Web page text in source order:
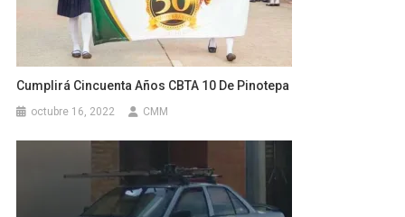
Cumplirá Cincuenta Años CBTA 10 De Pinotepa
octubre 16, 2022 CMM